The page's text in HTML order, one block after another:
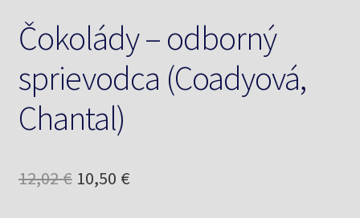
Čokolády – odborný
sprievodca (Coadyová,
Chantal)
12,02€ Pôvodná
10,50 €Aktuálna